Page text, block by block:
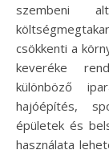
szembeni
csökkenti a
keveréke
különböző
hajóépítés,
épületek és
használata